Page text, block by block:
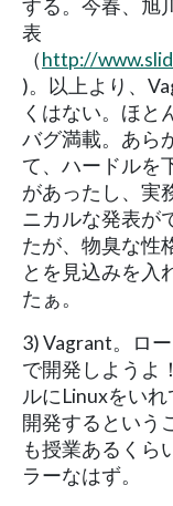
する。今春、旭
表
（http://
)。以上より、
くはない。ほと
バグ満載。あら
て、ハードルを
があったし、実
ニカルな発表が
たが、物臭な性
とを見込みを入
たぁ。
3) Vagrant。ロ
で開発しようよ
ルにLinuxをい
開発するという
も授業あるくら
ラーなはず。